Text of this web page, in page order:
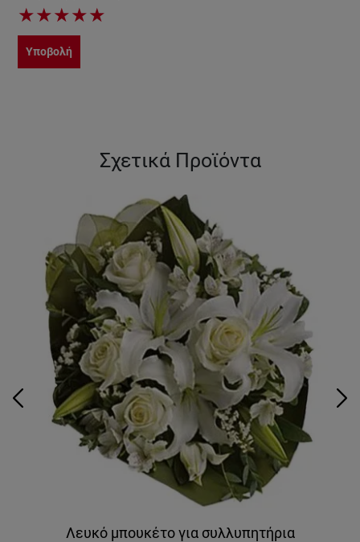
★★★★★
Υποβολή
Σχετικά Προϊόντα
Λευκό μπουκέτο για συλλυπητήρια